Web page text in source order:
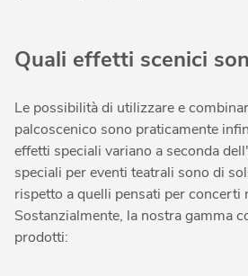
Quali effetti scenici
Le possibilità di utilizzare e
palcoscenico sono praticamente
effetti speciali variano a seconda
speciali per eventi teatrali sono di
rispetto a quelli pensati per concerti
Sostanzialmente, la nostra gamma
prodotti: